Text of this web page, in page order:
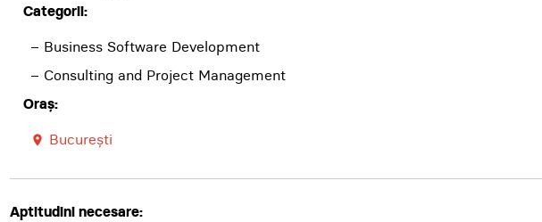
Categorii:
– Business Software Development
– Consulting and Project Management
Oraș:
room București
Aptitudini necesare: